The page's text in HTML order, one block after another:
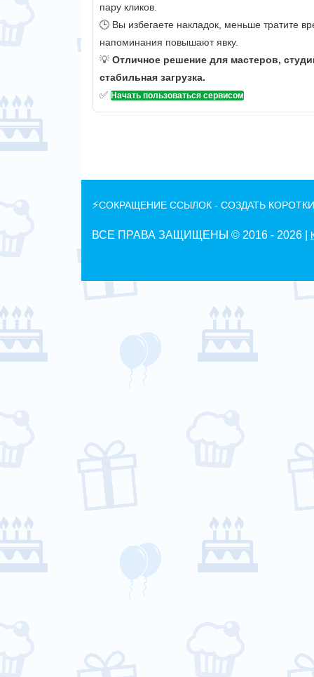
пару кликов.
🕒 Вы избегаете накладок, меньше тратите
напоминания повышают явку.
💡 Отличное решение для мастеров,
стабильная загрузка.
✅ Начать пользоваться сервисом
⚡СОКРАЩЕНИЕ ССЫЛОК - СОЗДАТЬ
ВСЕ ПРАВА ЗАЩИЩЕНЫ © 2016 - 2026 |